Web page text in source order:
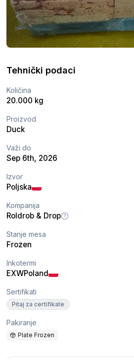
Tehnički podaci
Količina
20.000 kg
Proizvod
Duck
Važi do
Sep 6th, 2026
Izvor
Poljska
Kompanija
Roldrob & Drop
Stanje mesa
Frozen
Inkotermi
EXWPoland
Sertifikati
Pitaj za certifikate
Pakiranje
Plate Frozen